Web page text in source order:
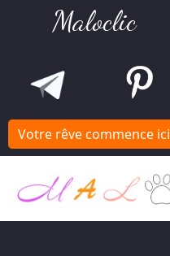
Maloclic
Votre rêve commence ici